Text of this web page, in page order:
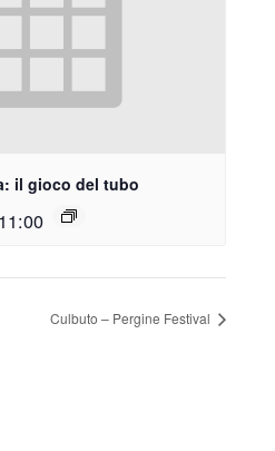
il gioco del tubo
11:00
Culbuto – Pergine Festival